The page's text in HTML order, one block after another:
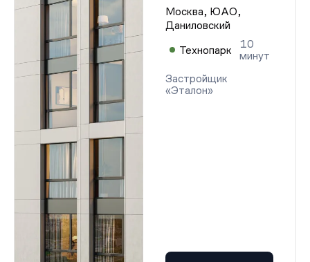
Москва, ЮАО,
Даниловский
Технопарк
10
минут
Застройщик
«Эталон»